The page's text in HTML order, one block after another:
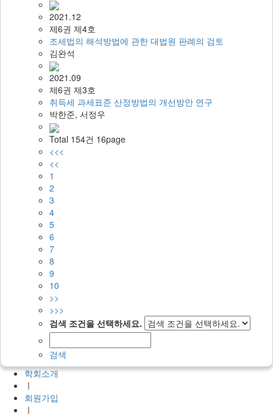
2021.12
제6권 제4호
조세법의 해석방법에 관한 대법원 판례의 검토
김완석
2021.09
제6권 제3호
취득세 과세표준 산정방법의 개선방안 연구
박한준, 서정우
Total 154건 16page
<<<
<<
1
2
3
4
5
6
7
8
9
10
>>
>>>
검색 조건을 선택하세요.
검색
학회소개
ㅣ
회원가입
ㅣ